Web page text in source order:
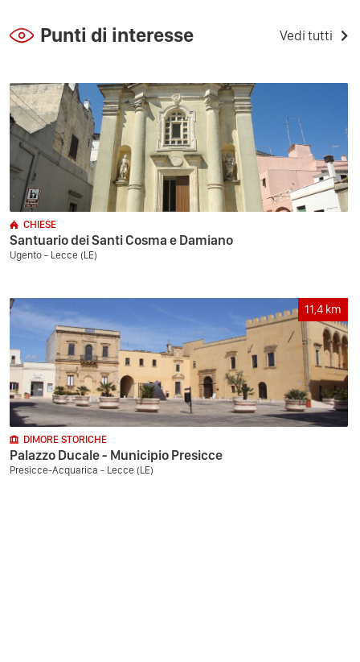
Punti di interesse Vedi tutti
CHIESE
Santuario dei Santi Cosma e Damiano
Ugento - Lecce (LE)
11,4 km
DIMORE STORICHE
Palazzo Ducale - Municipio Presicce
Presicce-Acquarica - Lecce (LE)